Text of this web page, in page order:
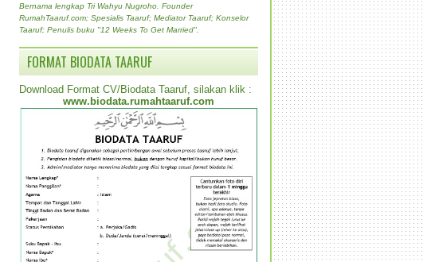
Bernama lengkap Tri Wahyu Nugroho. Founder
RumahTaaruf.com; Spesialis Taaruf; Mediator Taaruf; Konselor
Taaruf; Penulis buku "12 Weeks To Get Married".
FORMAT BIODATA TAARUF
Download Format CV/Biodata Taaruf, silakan klik :
www.biodata.rumahtaaruf.com